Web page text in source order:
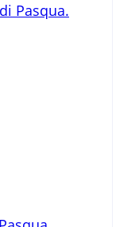
Pasqua.